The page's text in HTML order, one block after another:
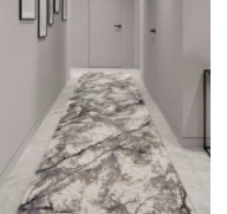
1.00 - 900 грн
1.20 - 1080 грн
1.50 - 1440 грн
1.80 - 1710 грн
2.00 - 1890 грн